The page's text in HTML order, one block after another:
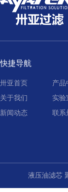
快捷导航
卅亚首页
产品
关于我们
实验
新闻动态
联系
液压油滤芯